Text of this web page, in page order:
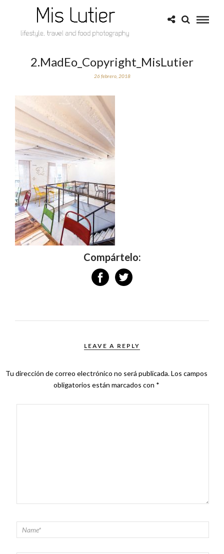
2.MadEo_Copyright_MisLutier
26 febrero, 2018
Compártelo:
LEAVE A REPLY
Tu dirección de correo electrónico no será publicada.Los campos
obligatorios están marcados con *